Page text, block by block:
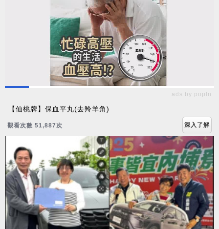
ads by popIn
【仙桃牌】保血平丸(去羚羊角)
觀看次數 51,887次 深入了解